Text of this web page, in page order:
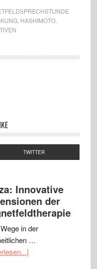
, HASHIMOTO,
TWITTER
Innovative
der
in der
…